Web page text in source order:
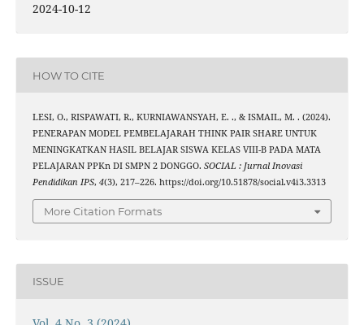
2024-10-12
HOW TO CITE
LESI, O., RISPAWATI, R., KURNIAWANSYAH, E. ., & ISMAIL, M. . (2024).
PENERAPAN MODEL PEMBELAJARAH THINK PAIR SHARE UNTUK
MENINGKATKAN HASIL BELAJAR SISWA KELAS VIII-B PADA MATA
PELAJARAN PPKn DI SMPN 2 DONGGO. SOCIAL : Jurnal Inovasi
Pendidikan IPS, 4(3), 217–226. https://doi.org/10.51878/social.v4i3.3313
More Citation Formats
ISSUE